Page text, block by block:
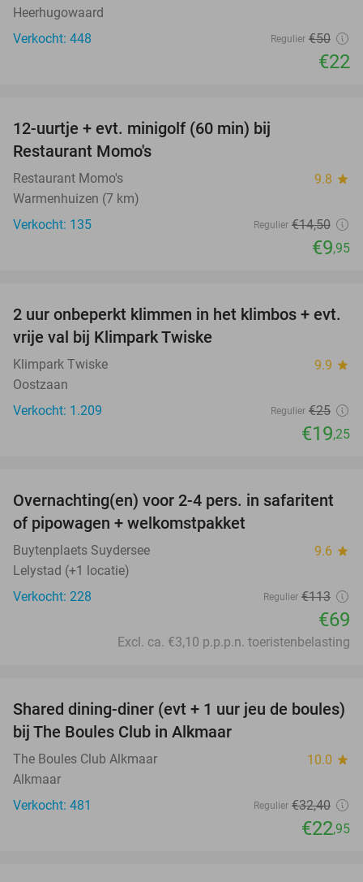
Heerhugowaard
Verkocht: 448
Regulier €50
€22
12-uurtje + evt. minigolf (60 min) bij
Restaurant Momo's
Restaurant Momo's 9.8 star
Warmenhuizen (7 km)
Verkocht: 135
Regulier €14,50
€9,95
23%
2 uur onbeperkt klimmen in het klimbos + evt.
vrije val bij Klimpark Twiske
Klimpark Twiske 9.9 star
Oostzaan
Verkocht: 1.209
Regulier €25
€19,25
39%
Overnachting(en) voor 2-4 pers. in safaritent
of pipowagen + welkomstpakket
Buytenplaets Suydersee 9.6 star
Lelystad (+1 locatie)
Verkocht: 228
Regulier €113
€69
Excl. ca. €3,10 p.p.p.n. toeristenbelasting
29%
Shared dining-diner (evt + 1 uur jeu de boules)
bij The Boules Club in Alkmaar
The Boules Club Alkmaar 10.0 star
Alkmaar
Verkocht: 481
Regulier €32,40
€22,95